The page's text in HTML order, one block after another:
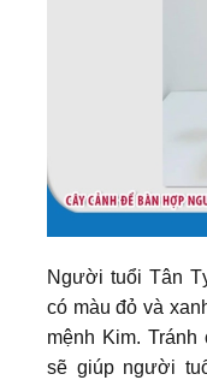
Người tuổi Tân
có màu đỏ và
mệnh Kim.
sẽ giúp người